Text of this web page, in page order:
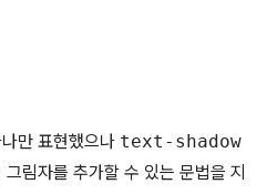
만 표현했으나 text-shadow
림자를 추가할 수 있는 문법을 지